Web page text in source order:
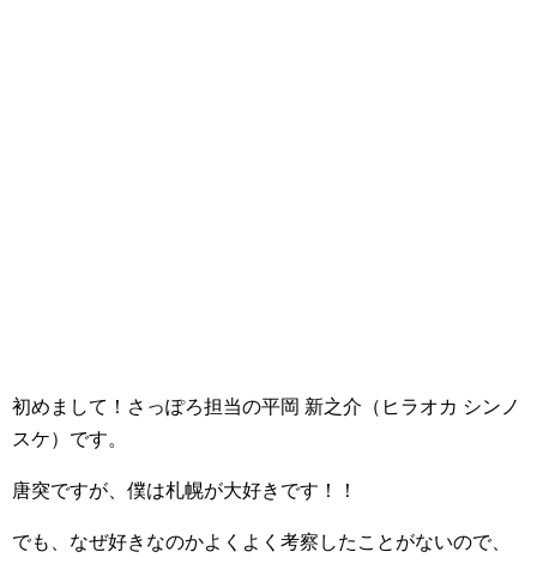
初めまして！さっぽろ担当の平岡 新之介（ヒラオカ シンノ
スケ）です。
唐突ですが、僕は札幌が大好きです！！
でも、なぜ好きなのかよくよく考察したことがないので、